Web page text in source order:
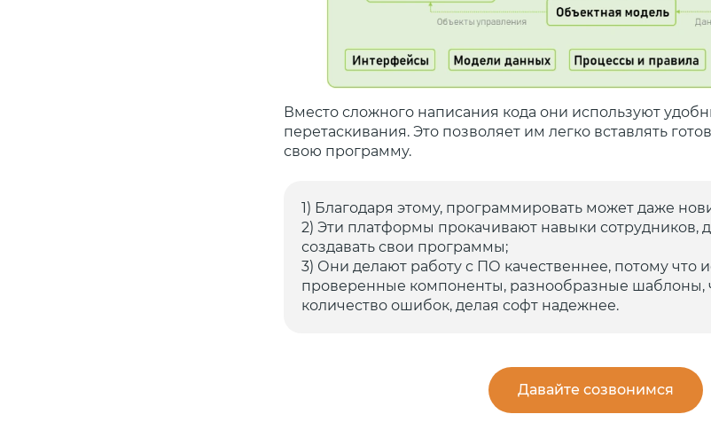
Вместо сложного написания кода они используют
перетаскивания. Это позволяет им легко вставлять
свою программу.
1) Благодаря этому, программировать может даже
2) Эти платформы прокачивают навыки сотрудников,
создавать свои программы;
3) Они делают работу с ПО качественнее, потому что
проверенные компоненты, разнообразные шаблоны,
количество ошибок, делая софт надежнее.
Давайте созвонимся